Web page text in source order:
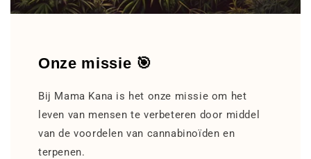
Onze missie 🎯
Bij Mama Kana is het onze missie om het
leven van mensen te verbeteren door middel
van de voordelen van cannabinoïden en
terpenen.